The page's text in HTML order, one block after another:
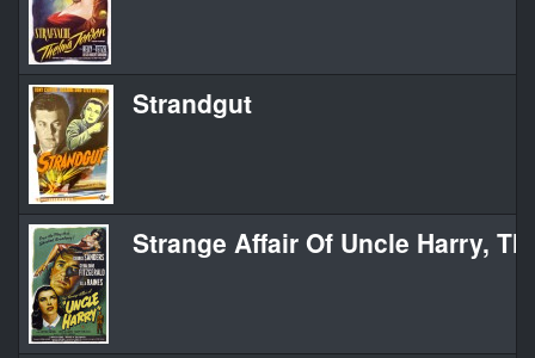
Strandgut
Strange Affair Of Uncle Harry,